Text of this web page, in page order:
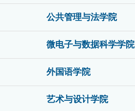
公共管理与法学院
微电子与数据科学学院
外国语学院
艺术与设计学院